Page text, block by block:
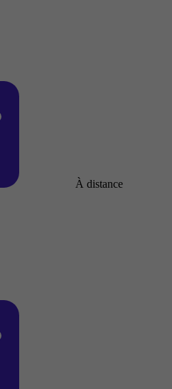
À distance